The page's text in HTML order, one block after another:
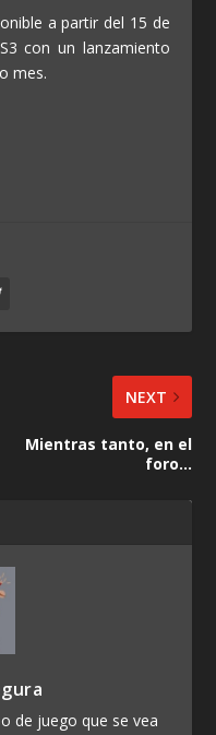
a partir del 15 de
con un lanzamiento
mes.
NEXT
Mientras tanto, en el
foro…
de juego que se vea